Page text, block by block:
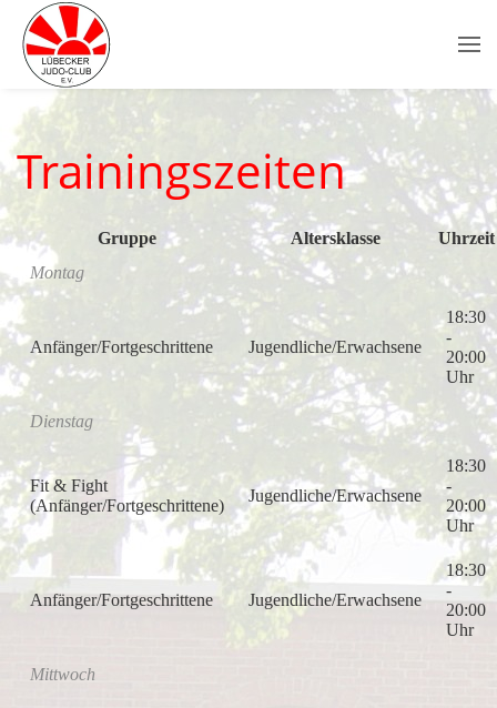
Trainingszeiten
Gruppe Altersklasse
Uhrzeit
Montag
Anfänger/Fortgeschrittene Jugendliche/Erwachsene
18:30
-
20:00
Uhr
Dienstag
Fit & Fight
(Anfänger/Fortgeschrittene)
Jugendliche/Erwachsene
18:30
-
20:00
Uhr
Anfänger/Fortgeschrittene Jugendliche/Erwachsene
18:30
-
20:00
Uhr
Mittwoch